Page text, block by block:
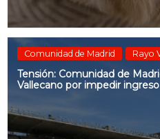
Comunidad de Madrid Rayo
Tensión: Comunidad de
Vallecano por impedir